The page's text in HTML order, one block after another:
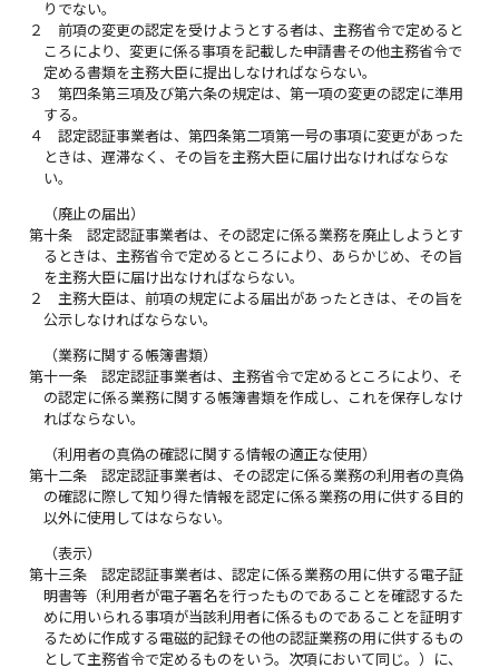
りでない。
２
前項の変更の認定を受けようとする者は、主務省令で定めると
ころにより、変更に係る事項を記載した申請書その他主務省令で
定める書類を主務大臣に提出しなければならない。
３
第四条第三項及び第六条の規定は、第一項の変更の認定に準用
する。
４
認定認証事業者は、第四条第二項第一号の事項に変更があった
ときは、遅滞なく、その旨を主務大臣に届け出なければならな
い。
（廃止の届出）
第十条
認定認証事業者は、その認定に係る業務を廃止しようとす
るときは、主務省令で定めるところにより、あらかじめ、その旨
を主務大臣に届け出なければならない。
２
主務大臣は、前項の規定による届出があったときは、その旨を
公示しなければならない。
（業務に関する帳簿書類）
第十一条
認定認証事業者は、主務省令で定めるところにより、そ
の認定に係る業務に関する帳簿書類を作成し、これを保存しなけ
ればならない。
（利用者の真偽の確認に関する情報の適正な使用）
第十二条
認定認証事業者は、その認定に係る業務の利用者の真偽
の確認に際して知り得た情報を認定に係る業務の用に供する目的
以外に使用してはならない。
（表示）
第十三条
認定認証事業者は、認定に係る業務の用に供する電子証
明書等（利用者が電子署名を行ったものであることを確認するた
めに用いられる事項が当該利用者に係るものであることを証明す
るために作成する電磁的記録その他の認証業務の用に供するもの
として主務省令で定めるものをいう。次項において同じ。）に、